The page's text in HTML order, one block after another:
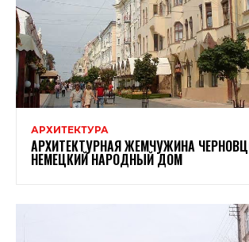
АРХИТЕКТУРА
АРХИТЕКТУРНАЯ ЖЕМЧУЖИНА
НЕМЕЦКИЙ НАРОДНЫЙ ДОМ